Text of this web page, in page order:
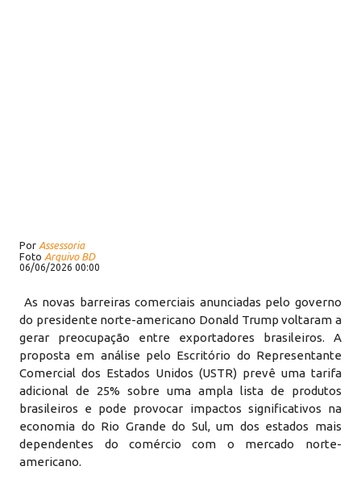
Por Assessoria
Foto Arquivo BD
06/06/2026 00:00
As novas barreiras comerciais anunciadas pelo governo
do presidente norte-americano Donald Trump voltaram a
gerar preocupação entre exportadores brasileiros. A
proposta em análise pelo Escritório do Representante
Comercial dos Estados Unidos (USTR) prevê uma tarifa
adicional de 25% sobre uma ampla lista de produtos
brasileiros e pode provocar impactos significativos na
economia do Rio Grande do Sul, um dos estados mais
dependentes do comércio com o mercado norte-
americano.